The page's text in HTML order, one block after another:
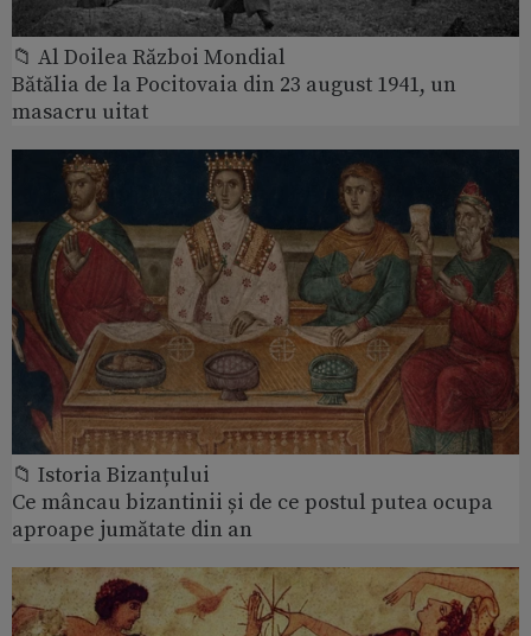
📁 Al Doilea Război Mondial
Bătălia de la Pocitovaia din 23 august 1941, un
masacru uitat
📁 Istoria Bizanțului
Ce mâncau bizantinii și de ce postul putea ocupa
aproape jumătate din an